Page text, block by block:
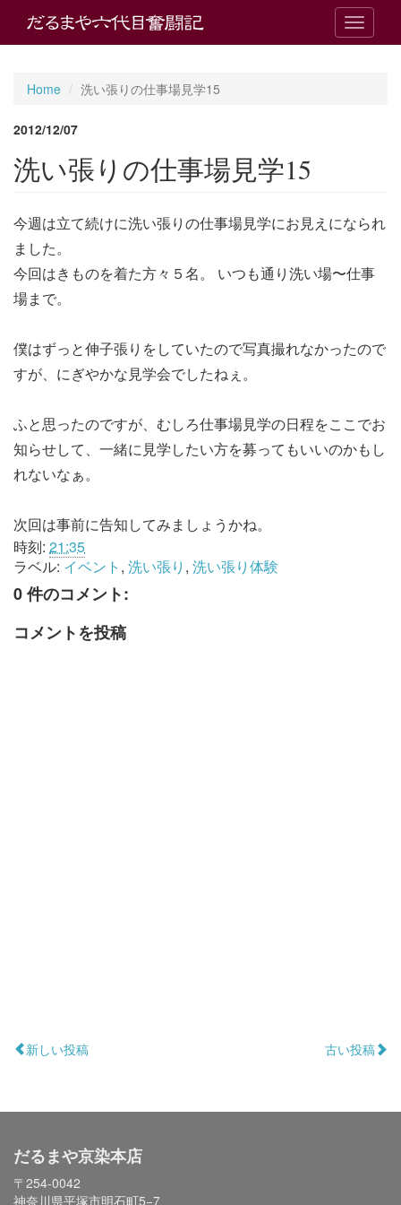
T
o
a
o
Home 洗い張りの仕事場見学15
2012/12/07
洗い張りの仕事場見学15
今週は立て続けに洗い張りの仕事場見学にお見えになられ
ました。
今回はきものを着た方々５名。 いつも通り洗い場〜仕事
場まで。
僕はずっと伸子張りをしていたので写真撮れなかったので
すが、にぎやかな見学会でしたねぇ。
ふと思ったのですが、むしろ仕事場見学の日程をここでお
知らせして、一緒に見学したい方を募ってもいいのかもし
れないなぁ。
次回は事前に告知してみましょうかね。
時刻: 21:35
ラベル: イベント , 洗い張り , 洗い張り体験
0 件のコメント:
コメントを投稿
新しい投稿 古い投稿
だるまや京染本店
〒254-0042
神奈川県平塚市明石町5−7